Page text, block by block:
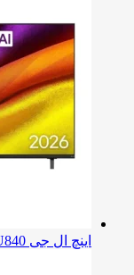
اینچ ال جی NU840 نانوسل 2026 مدل 65NU840B